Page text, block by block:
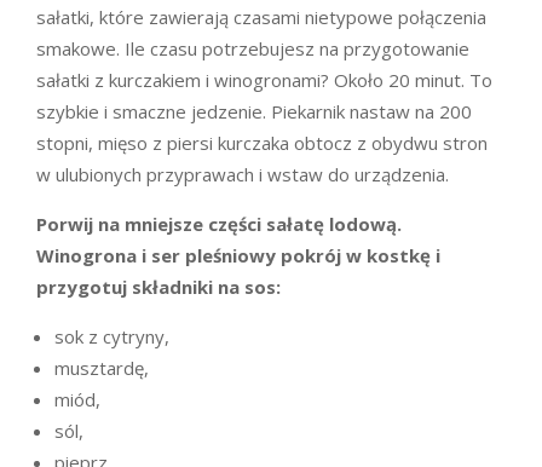
sałatki, które zawierają czasami nietypowe połączenia
smakowe. Ile czasu potrzebujesz na przygotowanie
sałatki z kurczakiem i winogronami? Około 20 minut. To
szybkie i smaczne jedzenie. Piekarnik nastaw na 200
stopni, mięso z piersi kurczaka obtocz z obydwu stron
w ulubionych przyprawach i wstaw do urządzenia.
Porwij na mniejsze części sałatę lodową.
Winogrona i ser pleśniowy pokrój w kostkę i
przygotuj składniki na sos:
sok z cytryny,
musztardę,
miód,
sól,